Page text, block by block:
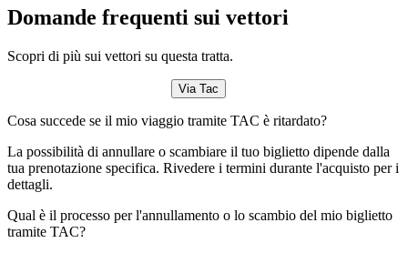
Domande frequenti sui vettori
Scopri di più sui vettori su questa tratta.
Via Tac
Cosa succede se il mio viaggio tramite TAC è ritardato?
La possibilità di annullare o scambiare il tuo biglietto dipende dalla
tua prenotazione specifica. Rivedere i termini durante l'acquisto per i
dettagli.
Qual è il processo per l'annullamento o lo scambio del mio biglietto
tramite TAC?